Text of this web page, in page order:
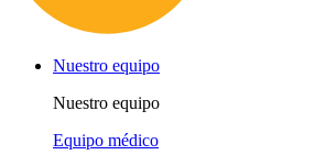
Nuestro equipo
Nuestro equipo
Equipo médico